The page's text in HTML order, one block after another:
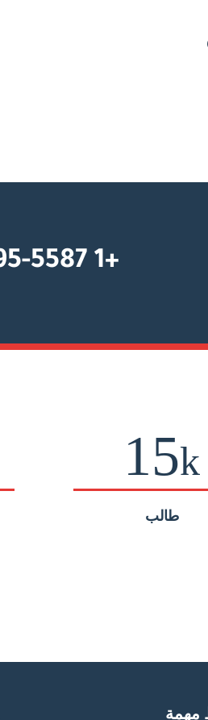
+1 727-295-5587
15k
طالب
مهمة